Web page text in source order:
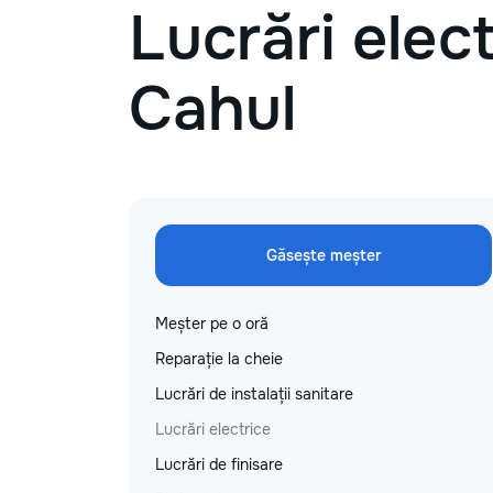
Lucrări
Cahul
Găsește meșter
Meșter pe o oră
Reparație la cheie
Lucrări de instalații sanitare
Lucrări electrice
Lucrări de finisare